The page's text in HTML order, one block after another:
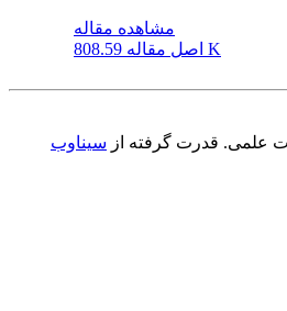
مشاهده مقاله
اصل مقاله 808.59 K
علمی. قدرت گرفته از سیناوب